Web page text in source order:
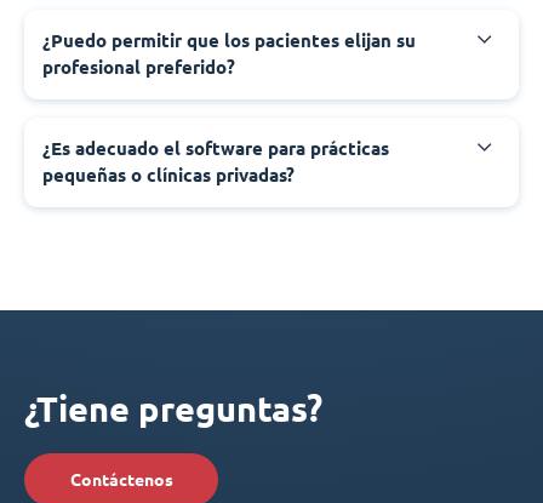
¿Puedo permitir que los pacientes elijan su
profesional preferido?
¿Es adecuado el software para prácticas
pequeñas o clínicas privadas?
¿Tiene preguntas?
Contáctenos